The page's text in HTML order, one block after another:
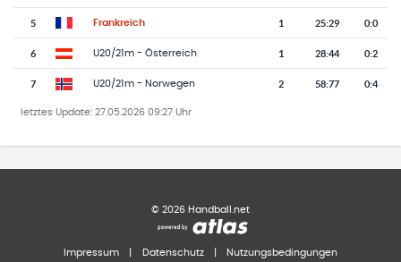
5 Frankreich 1 25:29 0:0
6 U20/21m - Österreich 1 28:44 0:2
7 U20/21m - Norwegen 2 58:77 0:4
letztes Update: 27.05.2026 09:27 Uhr
© 2026 Handball.net
Impressum Datenschutz Nutzungsbedingungen